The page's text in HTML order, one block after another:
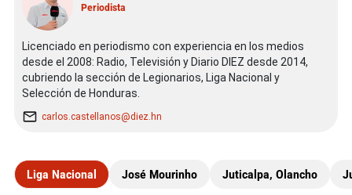
Periodista
Licenciado en periodismo con experiencia en los medios
desde el 2008: Radio, Televisión y Diario DIEZ desde 2014,
cubriendo la sección de Legionarios, Liga Nacional y
Selección de Honduras.
carlos.castellanos@diez.hn
Liga Nacional José Mourinho Juticalpa, Olancho